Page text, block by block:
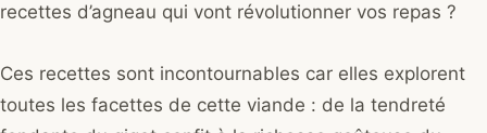
recettes d’agneau qui vont révolutionner vos repas ?
Ces recettes sont incontournables car elles explorent
toutes les facettes de cette viande : de la tendreté